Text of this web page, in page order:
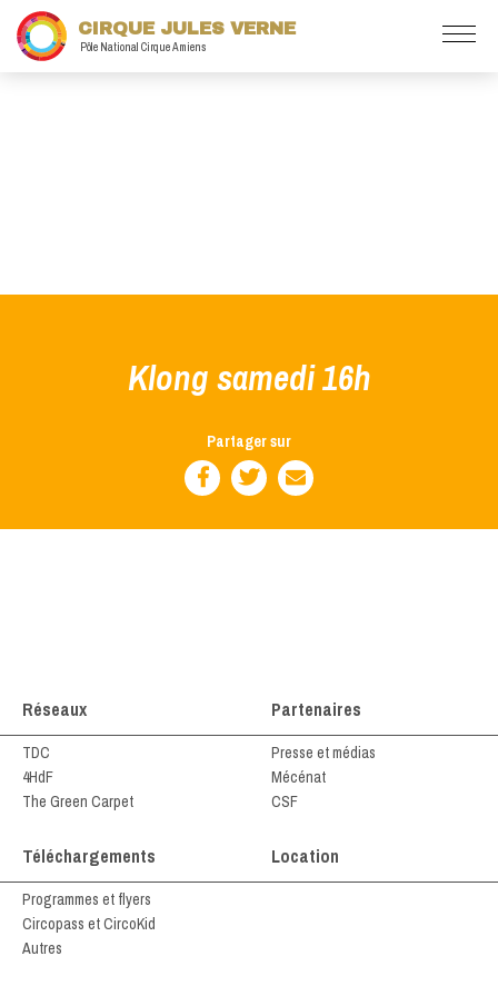
CIRQUE JULES VERNE
Pôle National Cirque Amiens
Klong samedi 16h
Partager sur
Réseaux
TDC
4HdF
The Green Carpet
Partenaires
Presse et médias
Mécénat
CSF
Téléchargements
Programmes et flyers
Circopass et CircoKid
Autres
Location